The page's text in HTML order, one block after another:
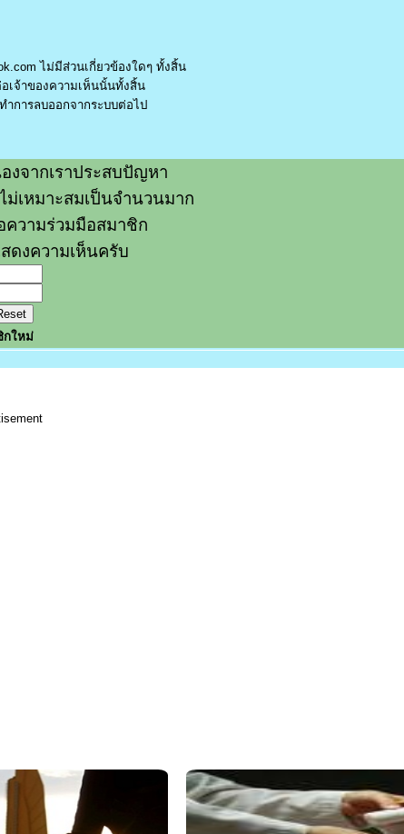
ไม่มีส่วนเกี่ยวข้องใดๆ ทั้งสิ้น
เจ้าของความเห็นนั้นทั้งสิ้น
ำการลบออกจากระบบต่อไป
งจากเราประสบปัญหา
เหมาะสมเป็นจำนวนมาก
วามร่วมมือสมาชิก
ดงความเห็นครับ
กใหม่